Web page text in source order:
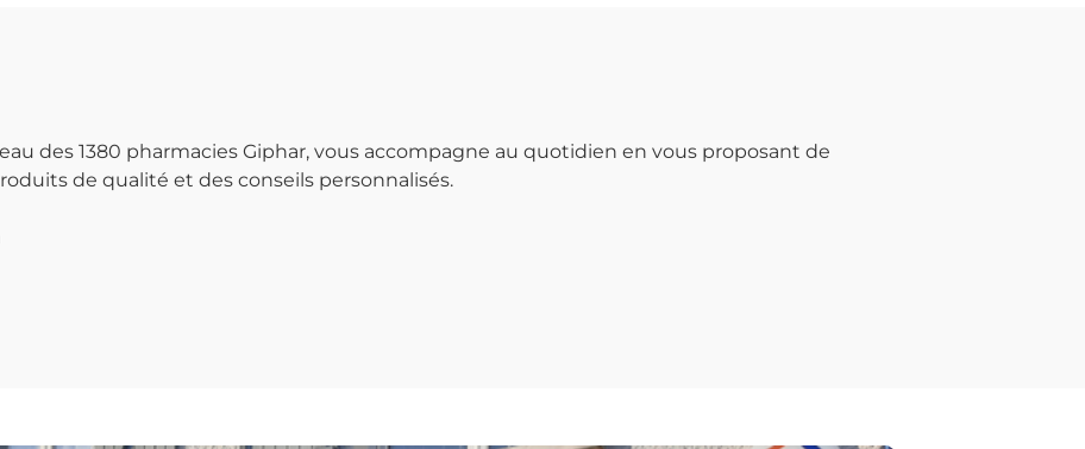
des 1380 pharmacies Giphar, vous accompagne au quotidien en vous proposant de
de qualité et des conseils personnalisés.